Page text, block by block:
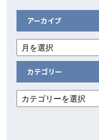
アーカイブ
カテゴリー